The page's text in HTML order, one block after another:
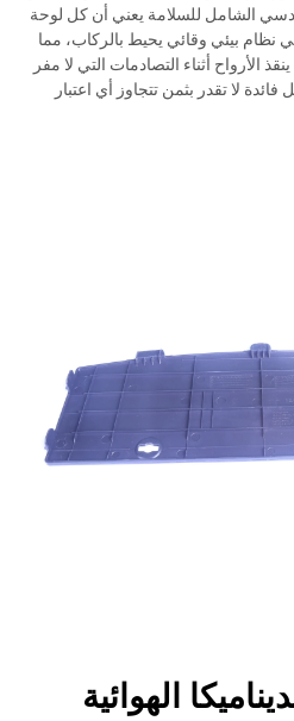
الشامل للسلامة يعني أن كل لوحة
بيئي وقائي يحيط بالركاب، مما
الأرواح أثناء التصادمات التي لا مفر
فائدة لا تقدر بثمن تتجاوز أي اعتبار
الهوائية